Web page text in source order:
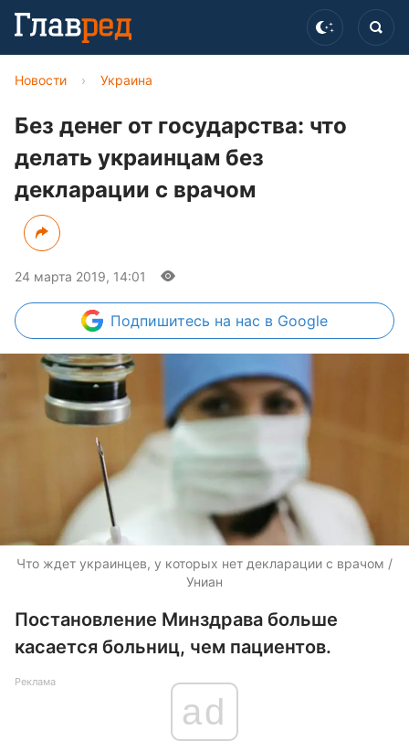
Новости › Украина
Без денег от государства: что
делать украинцам без
декларации с врачом
24 марта 2019, 14:01
Подпишитесь на нас в Google
Что ждет украинцев, у которых нет декларации с врачом /
Униан
Постановление Минздрава больше
касается больниц, чем пациентов.
Реклама
ad